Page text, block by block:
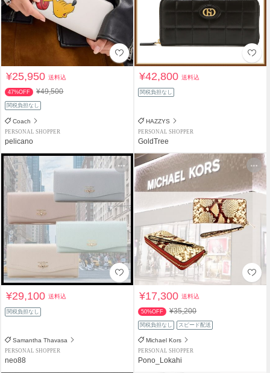
¥25,950送料込
47%OFF ¥49,500
関税負担なし
Coach
PERSONAL SHOPPER
pelicano
¥42,800送料込
関税負担なし
HAZZYS
PERSONAL SHOPPER
GoldTree
¥29,100送料込
関税負担なし
Samantha Thavasa
PERSONAL SHOPPER
neo88
¥17,300送料込
50%OFF ¥35,200
関税負担なし スピード配送
Michael Kors
PERSONAL SHOPPER
Pono_Lokahi